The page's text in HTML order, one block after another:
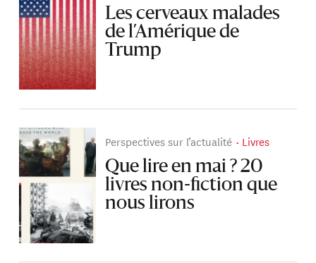
Les cerveaux malades
de l’Amérique de
Trump
Perspectives sur l’actualité Livres
Que lire en mai ? 20
livres non-fiction que
nous lirons